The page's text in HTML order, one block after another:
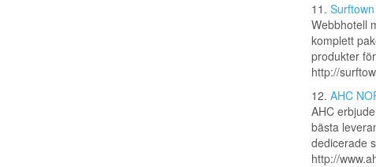
11.
Webbhotell
komplett
produkter
http://
12. AHC
AHC
bästa
dedicerade
http://